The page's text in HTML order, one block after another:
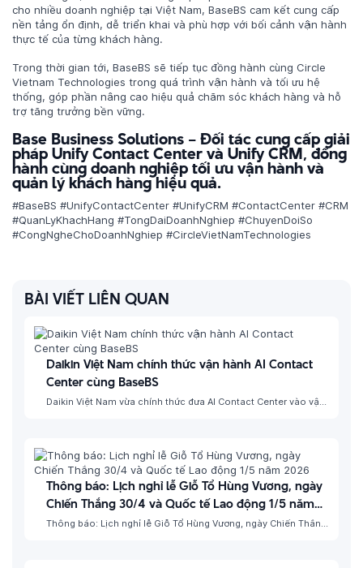
cho nhiều doanh nghiệp tại Việt Nam, BaseBS cam kết cung cấp
nền tảng ổn định, dễ triển khai và phù hợp với bối cảnh vận hành
thực tế của từng khách hàng.
Trong thời gian tới, BaseBS sẽ tiếp tục đồng hành cùng Circle
Vietnam Technologies trong quá trình vận hành và tối ưu hệ
thống, góp phần nâng cao hiệu quả chăm sóc khách hàng và hỗ
trợ tăng trưởng bền vững.
Base Business Solutions – Đối tác cung cấp giải
pháp Unify Contact Center và Unify CRM, đồng
hành cùng doanh nghiệp tối ưu vận hành và
quản lý khách hàng hiệu quả.
#BaseBS #UnifyContactCenter #UnifyCRM #ContactCenter #CRM
#QuanLyKhachHang #TongDaiDoanhNghiep #ChuyenDoiSo
#CongNgheChoDoanhNghiep #CircleVietNamTechnologies
BÀI VIẾT LIÊN QUAN
Daikin Việt Nam chính thức vận hành AI Contact
Center cùng BaseBS
Daikin Việt Nam vừa chính thức đưa AI Contact Center vào vận
Thông báo: Lịch nghỉ lễ Giỗ Tổ Hùng Vương, ngày
Chiến Thắng 30/4 và Quốc tế Lao động 1/5 năm
2026
Thông báo: Lịch nghỉ lễ Giỗ Tổ Hùng Vương, ngày Chiến Thắng